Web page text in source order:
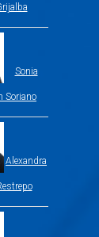
Sonia
Soriano
Alexandra